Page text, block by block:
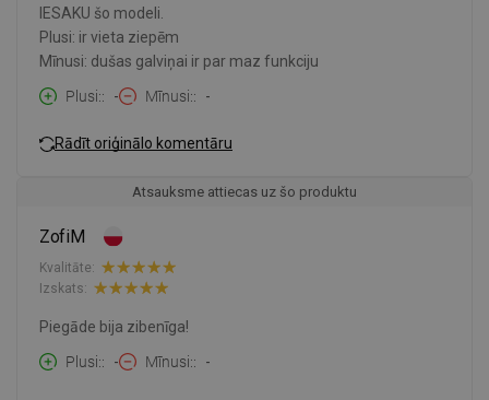
IESAKU šo modeli.
Plusi: ir vieta ziepēm
Mīnusi: dušas galviņai ir par maz funkciju
Plusi:
- Mīnusi: -
Rādīt oriģinālo komentāru
Atsauksme attiecas uz šo produktu
ZofiM
Kvalitāte:
Izskats:
Piegāde bija zibenīga!
Plusi:
- Mīnusi: -